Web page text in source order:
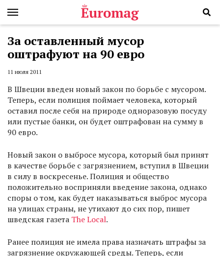
За оставленный мусор
оштрафуют на 90 евро
11 июля 2011
В Швеции введен новый закон по борьбе с мусором.
Теперь, если полиция поймает человека, который
оставил после себя на природе одноразовую посуду
или пустые банки, он будет оштрафован на сумму в
90 евро.
Новый закон о выбросе мусора, который был принят
в качестве борьбе с загрязнением, вступил в Швеции
в силу в воскресенье. Полиция и общество
положительно восприняли введение закона, однако
споры о том, как будет наказываться выброс мусора
на улицах страны, не утихают до сих пор, пишет
шведская газета The Local.
Ранее полиция не имела права назначать штрафы за
загрязнение окружающей среды. Теперь, если